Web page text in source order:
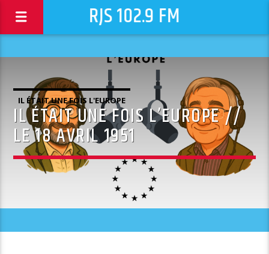
RJS 102.9 FM
IL ÉTAIT UNE FOIS L'EUROPE
IL ÉTAIT UNE FOIS L’EUROPE //
LE 18 AVRIL 1951